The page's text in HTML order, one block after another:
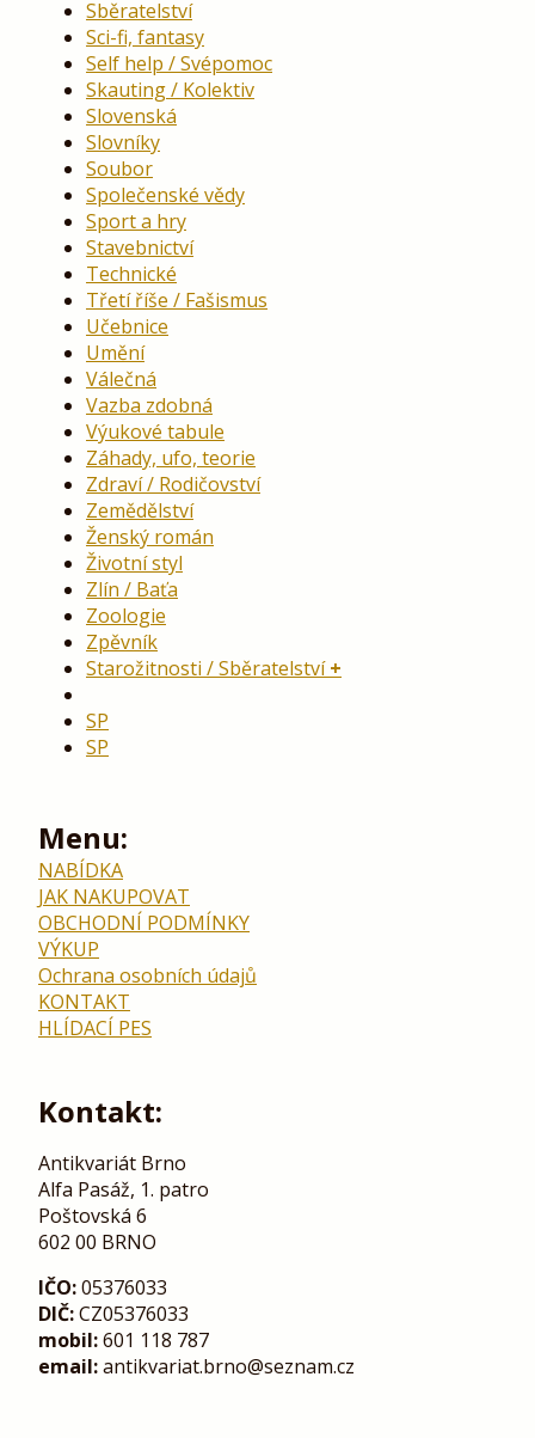
Sběratelství
Sci-fi, fantasy
Self help / Svépomoc
Skauting / Kolektiv
Slovenská
Slovníky
Soubor
Společenské vědy
Sport a hry
Stavebnictví
Technické
Třetí říše / Fašismus
Učebnice
Umění
Válečná
Vazba zdobná
Výukové tabule
Záhady, ufo, teorie
Zdraví / Rodičovství
Zemědělství
Ženský román
Životní styl
Zlín / Baťa
Zoologie
Zpěvník
Starožitnosti / Sběratelství
SP
SP
Menu:
NABÍDKA
JAK NAKUPOVAT
OBCHODNÍ PODMÍNKY
VÝKUP
Ochrana osobních údajů
KONTAKT
HLÍDACÍ PES
Kontakt:
Antikvariát Brno
Alfa Pasáž, 1. patro
Poštovská 6
602 00 BRNO
IČO:05376033
DIČ:CZ05376033
mobil:601 118 787
email:antikvariat.brno@seznam.cz